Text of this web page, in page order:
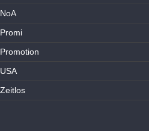
NoA
Promi
Promotion
USA
Zeitlos